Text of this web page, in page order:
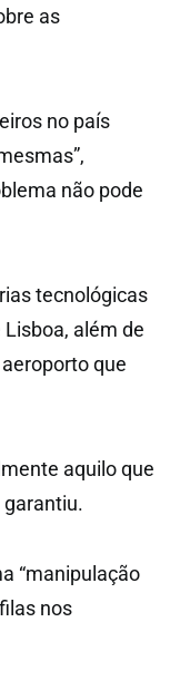
as
no país
não pode
tecnológicas
além de
que
aquilo que
garantiu.
“manipulação
nos